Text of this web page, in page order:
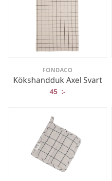
FONDACO
Kökshandduk Axel Svart
45 :-